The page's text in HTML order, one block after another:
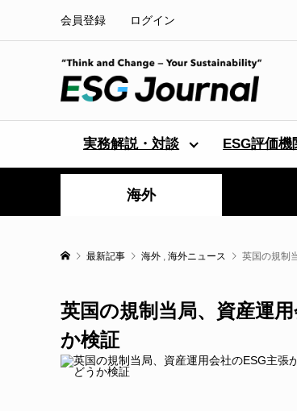
会員登録 ログイン
実務解説・対談 ESG評価機
海外
最新記事 海外 , 海外ニュース 英国の規制
英国の規制当局、資産運
か検証